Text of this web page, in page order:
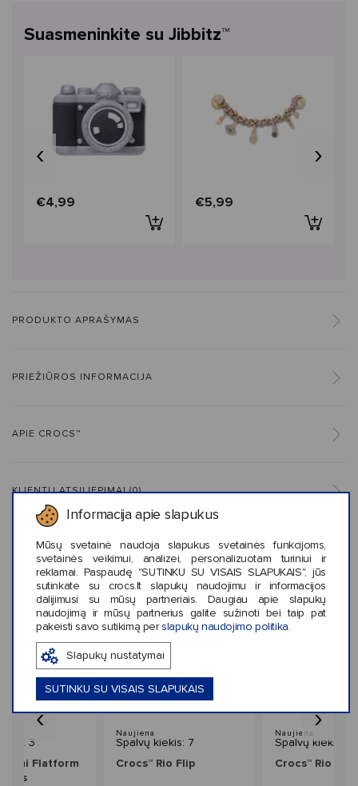
Informacija apie slapukus
Mūsų svetainė naudoja slapukus svetainės funkcijoms,
svetainės veikimui, analizei, personalizuotam turiniui ir
reklamai. Paspaudę "SUTINKU SU VISAIS SLAPUKAIS", jūs
sutinkate su crocs.lt slapukų naudojimu ir informacijos
dalijimusi su mūsų partneriais. Daugiau apie slapukų
naudojimą ir mūsų partnerius galite sužinoti bei taip pat
pakeisti savo sutikimą per slapukų naudojimo politika
Slapukų nustatymai
SUTINKU SU VISAIS SLAPUKAIS
Suasmeninkite su Jibbitz™
€4,99 €5,99
‹ ›
PRODUKTO APRAŠYMAS
PRIEŽIŪROS INFORMACIJA
APIE CROCS™
KLIENTŲ ATSILIEPIMAI (0)
Panašaus stiliaus prekės
3
Flatform
Naujiena
Spalvų kiekis: 7
Crocs™ Rio Flip
Naujiena
Spalvų kiekis: 7
Crocs™ Rio Flip
‹ ›